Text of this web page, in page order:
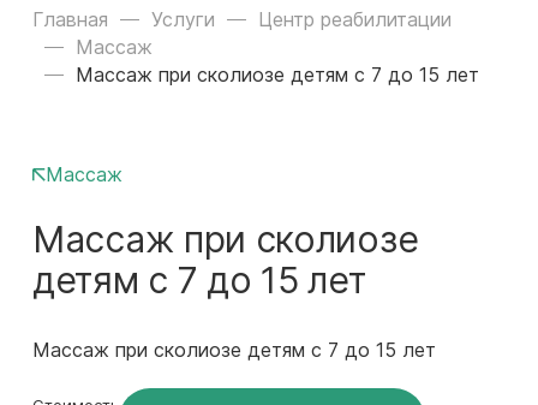
Главная Услуги
Центр реабилитации
Массаж
Массаж при сколиозе детям с 7 до 15 лет
Массаж
Массаж при сколиозе
детям с 7 до 15 лет
Массаж при сколиозе детям с 7 до 15 лет